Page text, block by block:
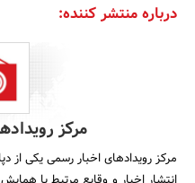
درباره منتشر کننده:
مرکز
مرکز رویدادهای اخبار رسمی یکی